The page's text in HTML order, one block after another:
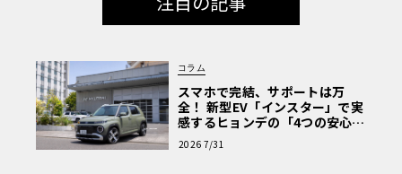
コラム
スマホで完結、サポートは万
全！ 新型EV「インスター」で実
感するヒョンデの「4つの安心」
【第1回・ヒョンデ6つの疑問：
Why? Hyundai?】〈PR〉
2026 7/31